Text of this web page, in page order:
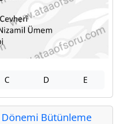
C D E
Bütünleme